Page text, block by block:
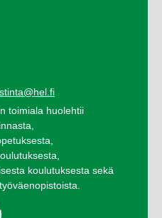
toimiala huolehtii
koulutuksesta sekä